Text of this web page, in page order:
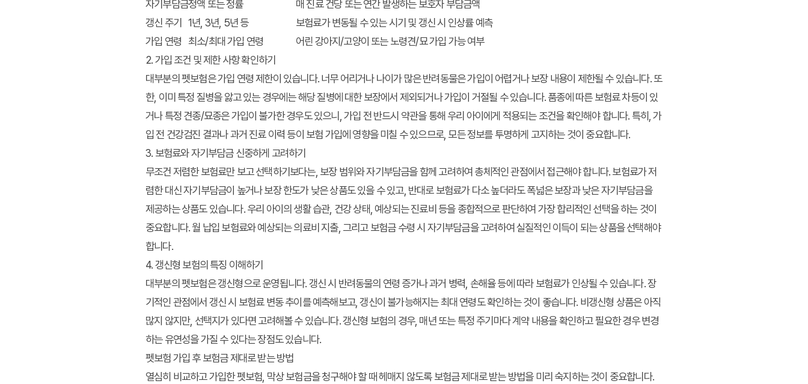
자기부담금정액 또는 정률
매 진료 건당 또는 연간 발생하는 보호자 부담금액
갱신 주기
1년, 3년, 5년 등
보험료가 변동될 수 있는 시기 및 갱신 시 인상률 예측
가입 연령 최소/최대 가입 연령
어린 강아지/고양이 또는 노령견/묘 가입 가능 여부
2. 가입 조건 및 제한 사항 확인하기
대부분의 펫보험은 가입 연령 제한이 있습니다. 너무 어리거나 나이가 많은 반려동물은 가입이 어렵거나 보장 내용이 제한될 수 있습니다. 또
한, 이미 특정 질병을 앓고 있는 경우에는 해당 질병에 대한 보장에서 제외되거나 가입이 거절될 수 있습니다. 품종에 따른 보험료 차등이 있
거나 특정 견종/묘종은 가입이 불가한 경우도 있으니, 가입 전 반드시 약관을 통해 우리 아이에게 적용되는 조건을 확인해야 합니다. 특히, 가
입 전 건강검진 결과나 과거 진료 이력 등이 보험 가입에 영향을 미칠 수 있으므로, 모든 정보를 투명하게 고지하는 것이 중요합니다.
3. 보험료와 자기부담금 신중하게 고려하기
무조건 저렴한 보험료만 보고 선택하기보다는, 보장 범위와 자기부담금을 함께 고려하여 총체적인 관점에서 접근해야 합니다. 보험료가 저
렴한 대신 자기부담금이 높거나 보장 한도가 낮은 상품도 있을 수 있고, 반대로 보험료가 다소 높더라도 폭넓은 보장과 낮은 자기부담금을
제공하는 상품도 있습니다. 우리 아이의 생활 습관, 건강 상태, 예상되는 진료비 등을 종합적으로 판단하여 가장 합리적인 선택을 하는 것이
중요합니다. 월 납입 보험료와 예상되는 의료비 지출, 그리고 보험금 수령 시 자기부담금을 고려하여 실질적인 이득이 되는 상품을 선택해야
합니다.
4. 갱신형 보험의 특징 이해하기
대부분의 펫보험은 갱신형으로 운영됩니다. 갱신 시 반려동물의 연령 증가나 과거 병력, 손해율 등에 따라 보험료가 인상될 수 있습니다. 장
기적인 관점에서 갱신 시 보험료 변동 추이를 예측해보고, 갱신이 불가능해지는 최대 연령도 확인하는 것이 좋습니다. 비갱신형 상품은 아직
많지 않지만, 선택지가 있다면 고려해볼 수 있습니다. 갱신형 보험의 경우, 매년 또는 특정 주기마다 계약 내용을 확인하고 필요한 경우 변경
하는 유연성을 가질 수 있다는 장점도 있습니다.
펫보험 가입 후 보험금 제대로 받는 방법
열심히 비교하고 가입한 펫보험, 막상 보험금을 청구해야 할 때 헤매지 않도록보험금 제대로 받는 방법을 미리 숙지하는 것이 중요합니다.